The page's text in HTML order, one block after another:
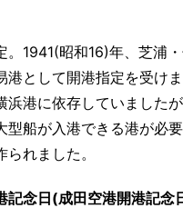
。1941(昭和16)年、芝浦
港として開港指定を受け
浜港に依存していました
型船が入港できる港が必
れました。
記念日(成田空港開港記念